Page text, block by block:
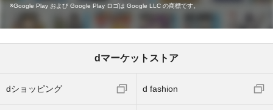
Google Play および Google Play ロゴは Google LLC の商標です。
dマーケットストア
dショッピング d fashion